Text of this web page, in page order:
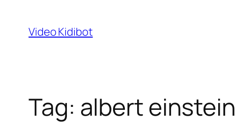
content
Video Kidibot
Tag: albert einstein